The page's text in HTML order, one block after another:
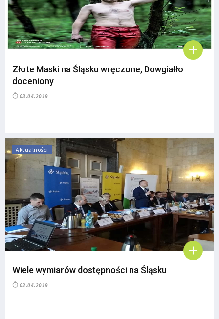
Złote Maski na Śląsku wręczone, Dowgiałło
doceniony
03.04.2019
Aktualności
Wiele wymiarów dostępności na Śląsku
02.04.2019